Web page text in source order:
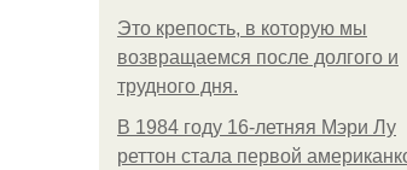
Это крепость, в которую мы
возвращаемся после долгого и
трудного дня.
В 1984 году 16-летняя Мэри Лу
реттон стала первой